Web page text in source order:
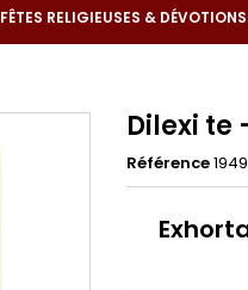
FÊTES RELIGIEUSES & DÉVOTIONS
Dilexi te
Référence